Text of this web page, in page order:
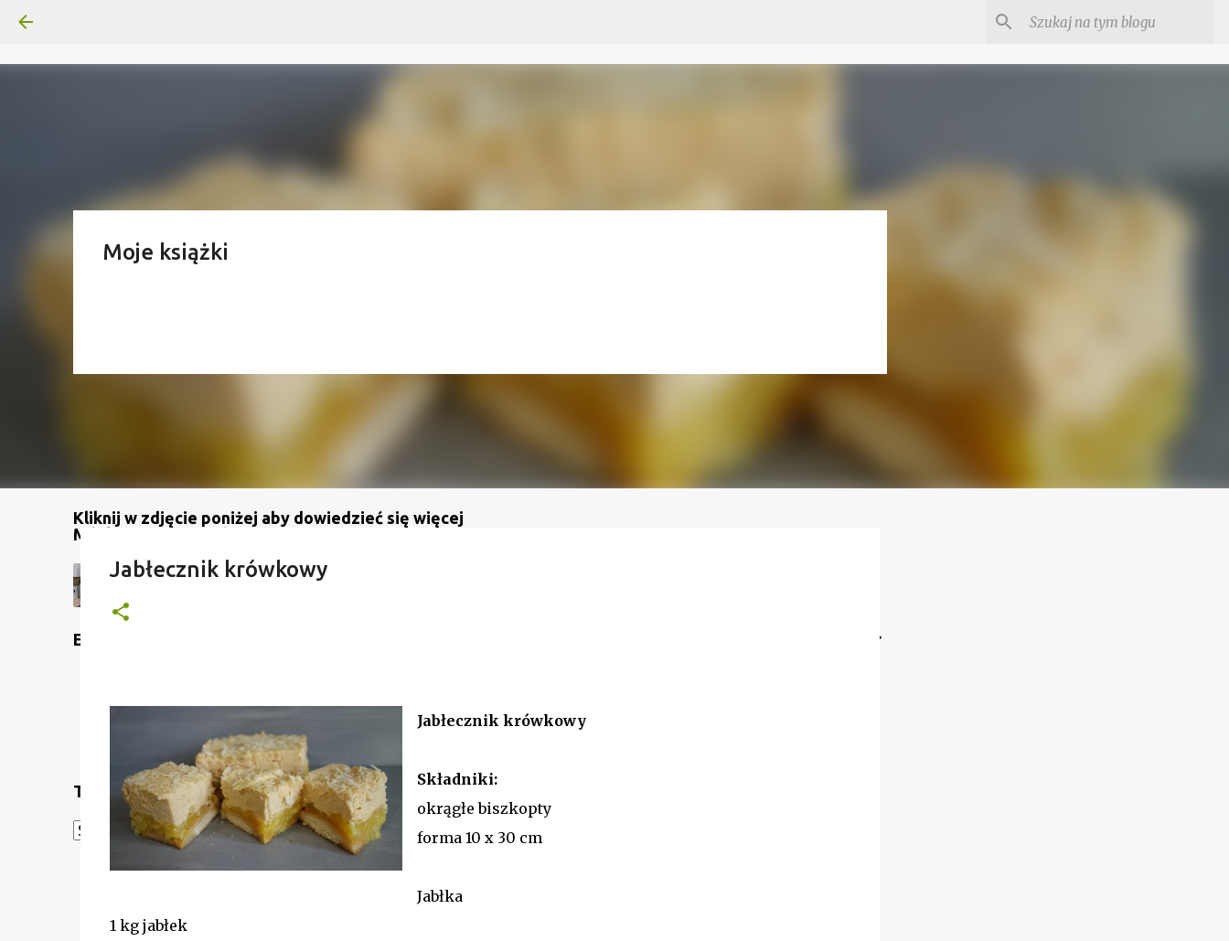
Kliknij w zdjęcie poniżej aby dowiedzieć się więcej
Moje książki
Mój kanał na YouTube
Etykiety
Translate
Powered by Translate
Jabłecznik krówkowy
Jabłecznik krówkowy
Składniki:
okrągłe biszkopty
forma 10 x 30 cm
Jabłka
1 kg jabłek